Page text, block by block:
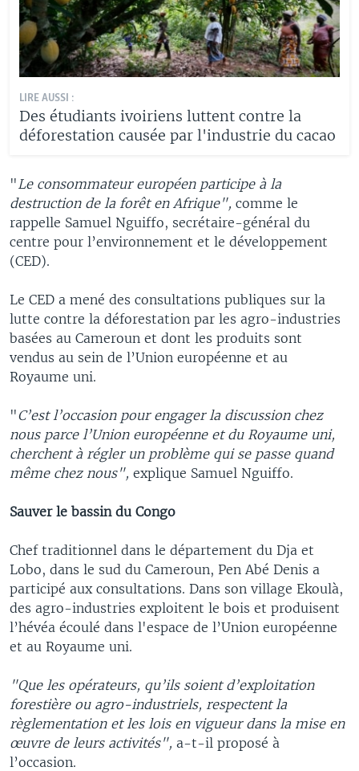
LIRE AUSSI :
Des étudiants ivoiriens luttent contre la
déforestation causée par l'industrie du cacao
" Le consommateur européen participe à la
destruction de la forêt en Afrique", comme le
rappelle Samuel Nguiffo, secrétaire-général du
centre pour l’environnement et le développement
(CED).
Le CED a mené des consultations publiques sur la
lutte contre la déforestation par les agro-industries
basées au Cameroun et dont les produits sont
vendus au sein de l’Union européenne et au
Royaume uni.
"C’est l’occasion pour engager la discussion chez
nous parce l’Union européenne et du Royaume uni,
cherchent à régler un problème qui se passe quand
même chez nous", explique Samuel Nguiffo.
Sauver le bassin du Congo
Chef traditionnel dans le département du Dja et
Lobo, dans le sud du Cameroun, Pen Abé Denis a
participé aux consultations. Dans son village Ekoulà,
des agro-industries exploitent le bois et produisent
l’hévéa écoulé dans l'espace de l’Union européenne
et au Royaume uni.
"Que les opérateurs, qu’ils soient d’exploitation
forestière ou agro-industriels, respectent la
règlementation et les lois en vigueur dans la mise en
œuvre de leurs activités", a-t-il proposé à
l’occasion.